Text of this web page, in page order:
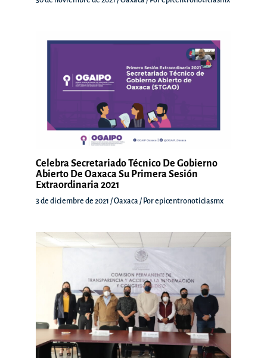
Celebra Secretariado Técnico De Gobierno
Abierto De Oaxaca Su Primera Sesión
Extraordinaria 2021
3 de diciembre de 2021 /Oaxaca / Porepicentronoticiasmx